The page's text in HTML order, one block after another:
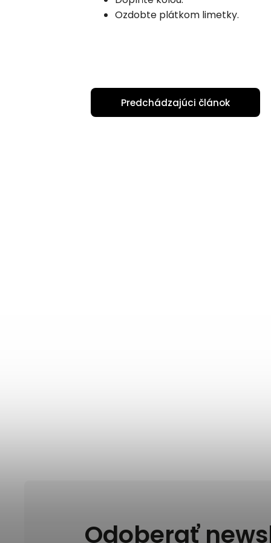
Ozdobte plátkom limetky.
Predchádzajúci článok
Odoberať